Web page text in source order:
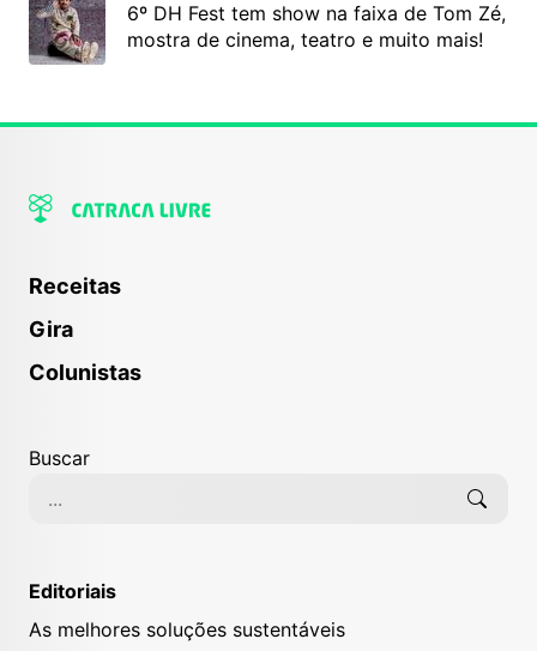
6º DH Fest tem show na faixa de Tom Zé,
mostra de cinema, teatro e muito mais!
Receitas
Gira
Colunistas
Buscar
Editoriais
As melhores soluções sustentáveis